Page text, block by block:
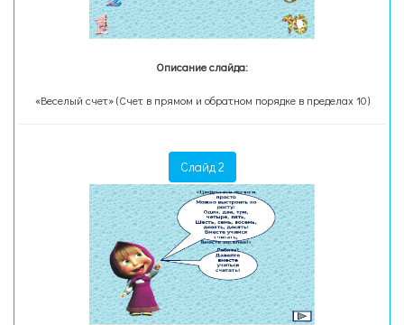
Описание слайда:
«Веселый счет» (Счет в прямом и обратном порядке в пределах 10)
Слайд 2